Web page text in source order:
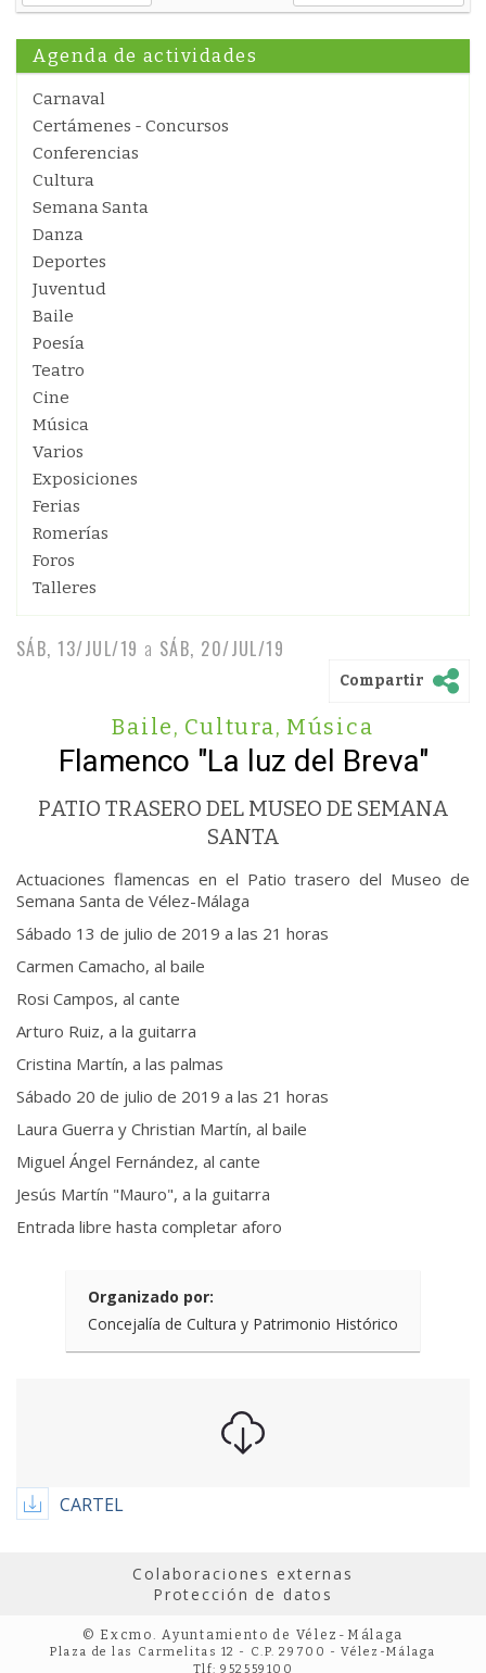
Agenda de actividades
Carnaval
Certámenes - Concursos
Conferencias
Cultura
Semana Santa
Danza
Deportes
Juventud
Baile
Poesía
Teatro
Cine
Música
Varios
Exposiciones
Ferias
Romerías
Foros
Talleres
SÁB, 13/JUL/19 a SÁB, 20/JUL/19
Compartir
Baile, Cultura, Música
Flamenco "La luz del Breva"
PATIO TRASERO DEL MUSEO DE SEMANA
SANTA
Actuaciones flamencas en el Patio trasero del Museo de
Semana Santa de Vélez-Málaga
Sábado 13 de julio de 2019 a las 21 horas
Carmen Camacho, al baile
Rosi Campos, al cante
Arturo Ruiz, a la guitarra
Cristina Martín, a las palmas
Sábado 20 de julio de 2019 a las 21 horas
Laura Guerra y Christian Martín, al baile
Miguel Ángel Fernández, al cante
Jesús Martín "Mauro", a la guitarra
Entrada libre hasta completar aforo
Organizado por:
Concejalía de Cultura y Patrimonio Histórico
CARTEL
Colaboraciones externas
Protección de datos
© Excmo. Ayuntamiento de Vélez-Málaga
Plaza de las Carmelitas 12 - C.P. 29700 - Vélez-Málaga
Tlf: 952559100